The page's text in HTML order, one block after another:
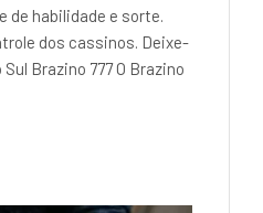
de habilidade e sorte.
dos cassinos. Deixe-
Brazino 777 O Brazino